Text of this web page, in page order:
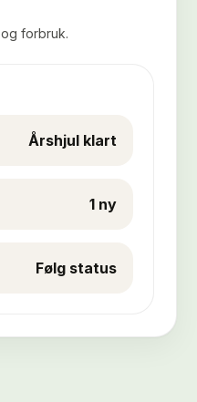
forbruk.
Årshjul klart
1 ny
Følg status